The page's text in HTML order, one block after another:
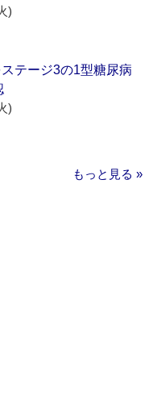
)
テージ3の1型糖尿病
)
もっと見る »